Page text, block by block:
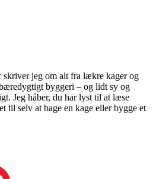
jeg om alt fra lækre kager og
byggeri – og lidt sy og
Jeg håber, du har lyst til at læse
til selv at bage en kage eller bygge et